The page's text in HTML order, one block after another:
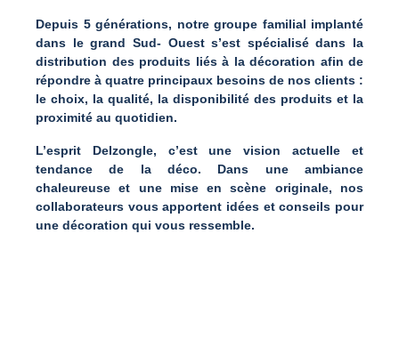
Depuis 5 générations, notre groupe familial implanté
dans le grand Sud- Ouest s’est spécialisé dans la
distribution des produits liés à la décoration afin de
répondre à quatre principaux besoins de nos clients :
le choix, la qualité, la disponibilité des produits et la
proximité au quotidien.
L’esprit Delzongle, c’est une vision actuelle et
tendance de la déco. Dans une ambiance
chaleureuse et une mise en scène originale, nos
collaborateurs vous apportent idées et conseils pour
une décoration qui vous ressemble.